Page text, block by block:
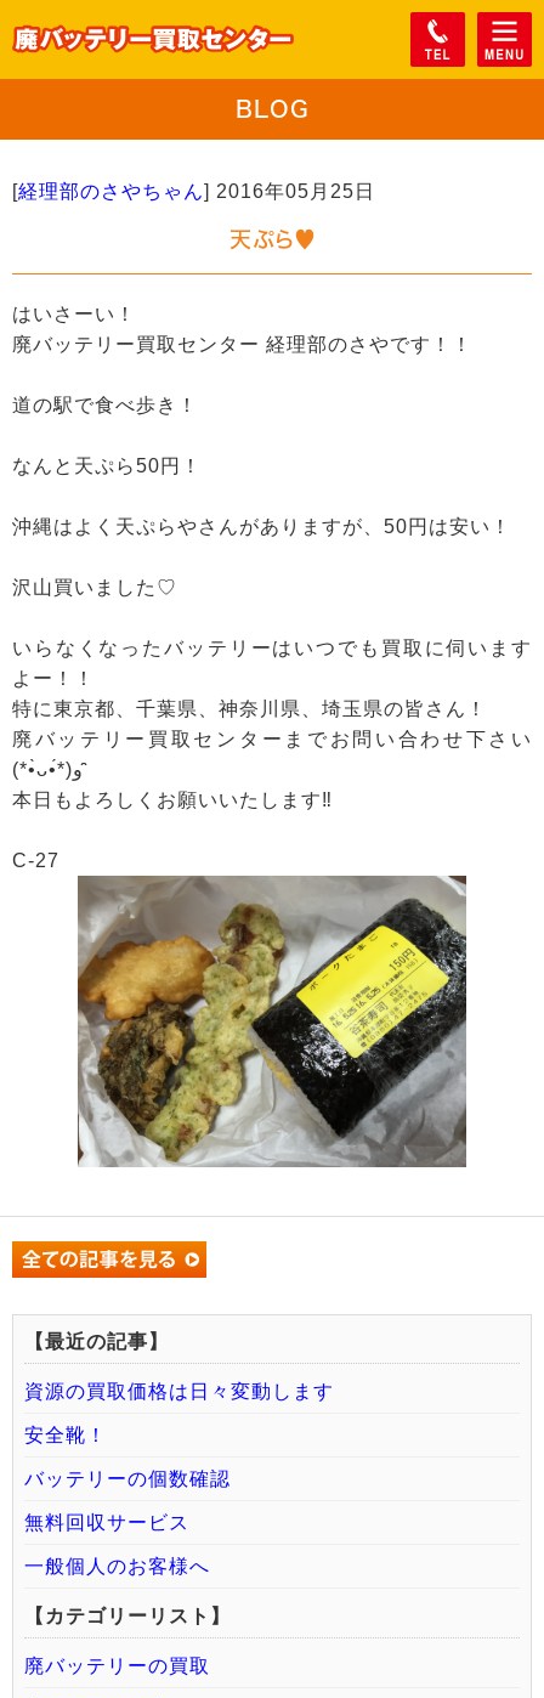
BLOG
[経理部のさやちゃん] 2016年05月25日
天ぷら♥
はいさーい！
廃バッテリー買取センター 経理部のさやです！！
道の駅で食べ歩き！
なんと天ぷら50円！
沖縄はよく天ぷらやさんがありますが、50円は安い！
沢山買いました♡
いらなくなったバッテリーはいつでも買取に伺います
よー！！
特に東京都、千葉県、神奈川県、埼玉県の皆さん！
廃バッテリー買取センターまでお問い合わせ下さい
(*•̀ᴗ•́*)و ̑̑
本日もよろしくお願いいたします‼
C-27
【最近の記事】
資源の買取価格は日々変動します
安全靴！
バッテリーの個数確認
無料回収サービス
一般個人のお客様へ
【カテゴリーリスト】
廃バッテリーの買取